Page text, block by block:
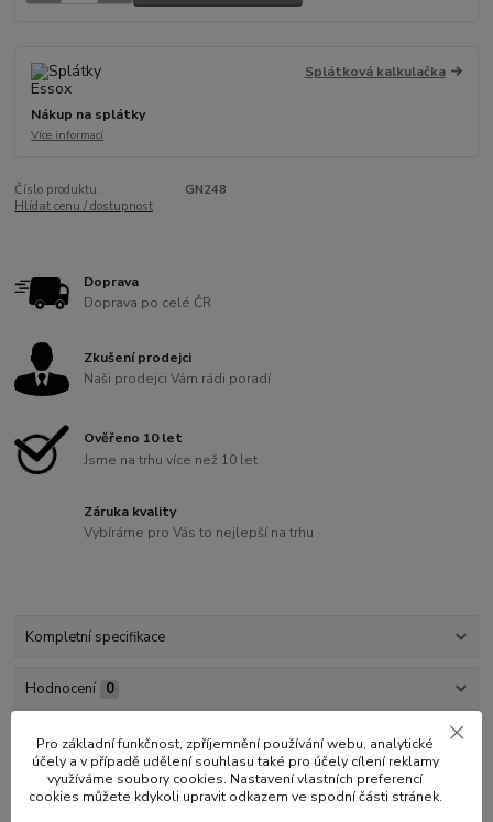
Splátková kalkulačka
Nákup na splátky
Více informací
Číslo produktu:
GN248
Hlídat cenu / dostupnost
Doprava
Doprava po celé ČR
Zkušení prodejci
Naši prodejci Vám rádi poradí
Ověřeno 10 let
Jsme na trhu více než 10 let
Záruka kvality
Vybíráme pro Vás to nejlepší na trhu
Kompletní specifikace
Hodnocení 0
Komentáře 0
Kompletní specifikace
Pro základní funkčnost, zpříjemnění používání webu, analytické
účely a v případě udělení souhlasu také pro účely cílení reklamy
využíváme soubory cookies. Nastavení vlastních preferencí
cookies můžete kdykoli upravit odkazem ve spodní části stránek.